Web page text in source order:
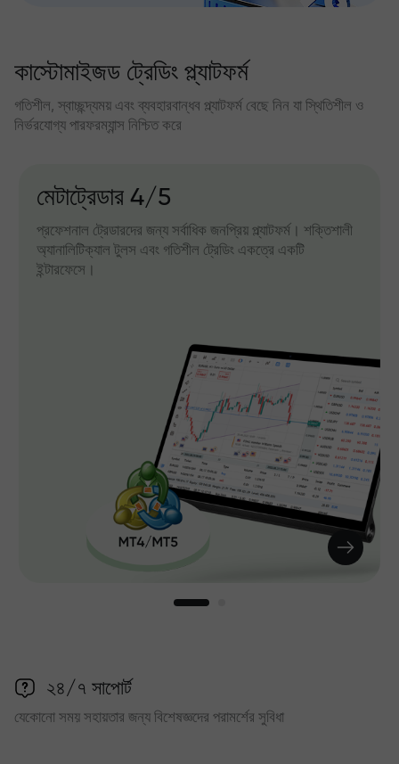
কাস্টোমাইজড ট্রেডিং প্ল্যাটফর্ম
গতিশীল, স্বাচ্ছন্দ্যময় এবং ব্যবহারবান্ধব প্ল্যাটফর্ম বেছে নিন যা স্থিতিশীল ও
নির্ভরযোগ্য পারফরম্যান্স নিশ্চিত করে
মেটাট্রেডার 4/5
প্রফেশনাল ট্রেডারদের জন্য সর্বাধিক জনপ্রিয় প্ল্যাটফর্ম। শক্তিশালী
অ্যানালিটিক্যাল টুলস এবং গতিশীল ট্রেডিং একত্রে একটি
ইন্টারফেসে।
২৪/৭ সাপোর্ট
যেকোনো সময় সহায়তার জন্য বিশেষজ্ঞদের পরামর্শের সুবিধা